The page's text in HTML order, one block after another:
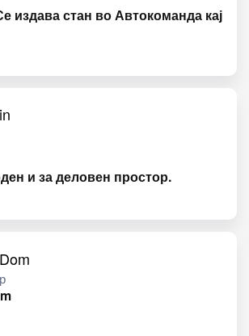
издава стан во Автокоманда кај
и за деловен простор.